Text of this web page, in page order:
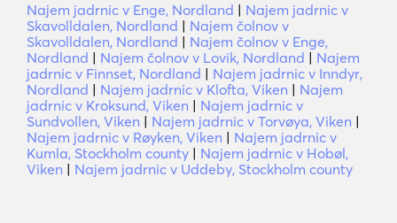
Najem jadrnic v Enge, Nordland | Najem jadrnic v
Skavolldalen, Nordland | Najem čolnov v
Skavolldalen, Nordland | Najem čolnov v Enge,
Nordland | Najem čolnov v Lovik, Nordland | Najem
jadrnic v Finnset, Nordland | Najem jadrnic v Inndyr,
Nordland | Najem jadrnic v Klofta, Viken | Najem
jadrnic v Kroksund, Viken | Najem jadrnic v
Sundvollen, Viken | Najem jadrnic v Torvøya, Viken |
Najem jadrnic v Røyken, Viken | Najem jadrnic v
Kumla, Stockholm county | Najem jadrnic v Hobøl,
Viken | Najem jadrnic v Uddeby, Stockholm county